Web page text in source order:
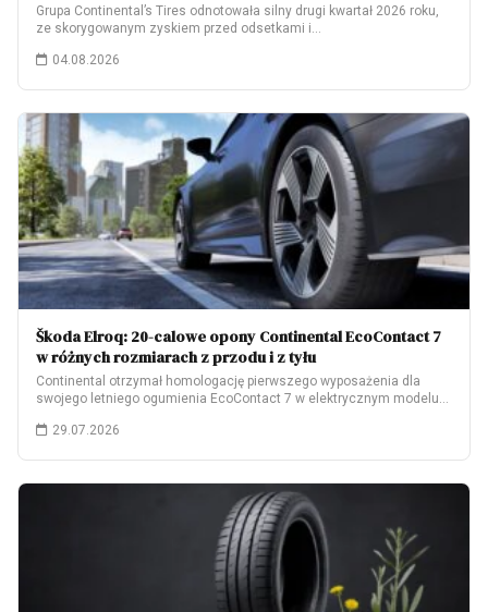
Grupa Continental’s Tires odnotowała silny drugi kwartał 2026 roku,
ze skorygowanym zyskiem przed odsetkami i…
04.08.2026
Škoda Elroq: 20-calowe opony Continental EcoContact 7
w różnych rozmiarach z przodu i z tyłu
Continental otrzymał homologację pierwszego wyposażenia dla
swojego letniego ogumienia EcoContact 7 w elektrycznym modelu
29.07.2026